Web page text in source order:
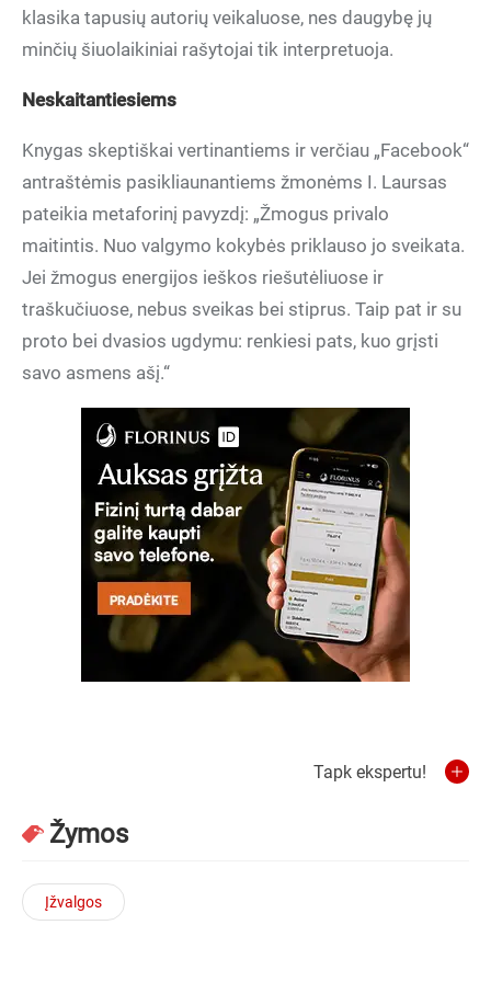
klasika tapusių autorių veikaluose, nes daugybę jų
minčių šiuolaikiniai rašytojai tik interpretuoja.
Neskaitantiesiems
Knygas skeptiškai vertinantiems ir verčiau „Facebook“
antraštėmis pasikliaunantiems žmonėms I. Laursas
pateikia metaforinį pavyzdį: „Žmogus privalo
maitintis. Nuo valgymo kokybės priklauso jo sveikata.
Jei žmogus energijos ieškos riešutėliuose ir
traškučiuose, nebus sveikas bei stiprus. Taip pat ir su
proto bei dvasios ugdymu: renkiesi pats, kuo grįsti
savo asmens ašį.“
Tapk ekspertu!
Žymos
Įžvalgos